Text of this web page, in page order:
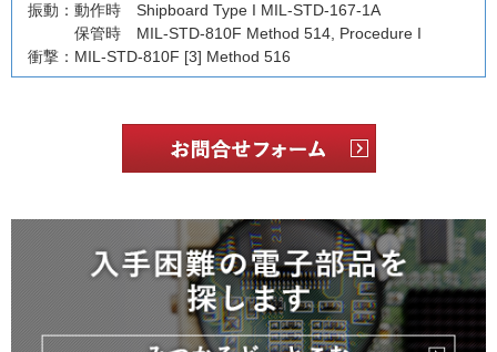
振動：動作時 Shipboard Type I MIL-STD-167-1A
保管時 MIL-STD-810F Method 514, Procedure I
衝撃：MIL-STD-810F [3] Method 516